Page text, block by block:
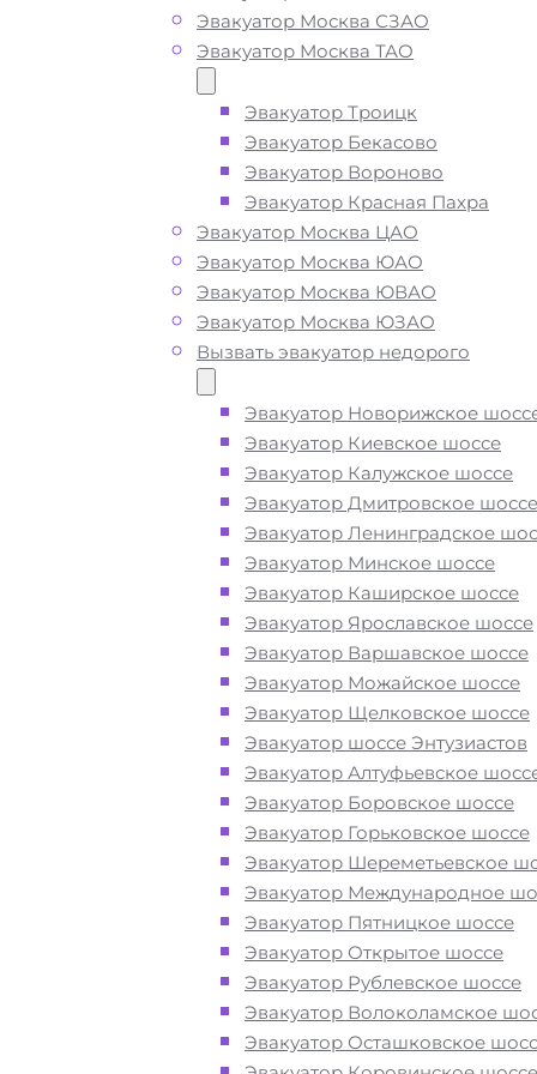
Эвакуатор Москва СЗАО
Эвакуатор Москва ТАО
Эвакуатор Троицк
Эвакуатор Бекасово
Эвакуатор Вороново
Эвакуатор Красная Пахра
Эвакуатор Москва ЦАО
Эвакуатор Москва ЮАО
Эвакуатор Москва ЮВАО
Эвакуатор Москва ЮЗАО
Вызвать эвакуатор недорого
Эвакуатор Новорижское
Эвакуатор Киевское шоссе
Эвакуатор Калужское шоссе
Эвакуатор Дмитровское шоссе
Эвакуатор Ленинградское
Эвакуатор Минское шоссе
Эвакуатор Каширское шоссе
Эвакуатор Ярославское шоссе
Эвакуатор Варшавское шоссе
Эвакуатор Можайское шоссе
Эвакуатор Щелковское шоссе
Эвакуатор шоссе Энтузиастов
Эвакуатор Алтуфьевское
Эвакуатор Боровское шоссе
Эвакуатор Горьковское шоссе
Эвакуатор Шереметьевское
Эвакуатор Международное
Эвакуатор Пятницкое шоссе
Эвакуатор Открытое шоссе
Эвакуатор Рублевское шоссе
Эвакуатор Волоколамское
Эвакуатор Осташковское
Рокоссовского
Вызвать эвакуатор у
Бульвар Рокоссовского
Москва недорого
Эвакуатор метро Бульвар
дешево - приедем быстро, при
вызове, подача ближайшего
метро Бульвар Рокоссовского
производитсяза 15 минут
Погрузим бережно- в наличии
оборудование для эвакуации и
перевозки автомобиля от метро
Рокоссовского в Москве при
или после ДТП
Перевезём аккуратно- за рулем
автоэвакуаторов только водители
профессионалы
Цена известна при заказе услуги
метро Бульвар
недорого" - доступная стоимость
без скрытых наценок
Круглосуточная поддержка-
службы эвакуации у метро Бульвар